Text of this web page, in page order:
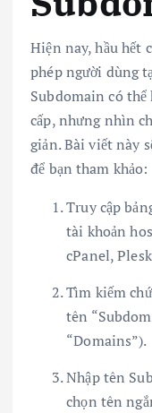
Hiện nay, hầu hết
phép người dùng
Subdomain có
cấp, nhưng nhìn
giản. Bài viết này
để bạn tham khảo:
Truy cập
tài khoản
cPanel,
Tìm kiếm
tên
“Domains”).
Nhập tên
chọn tên